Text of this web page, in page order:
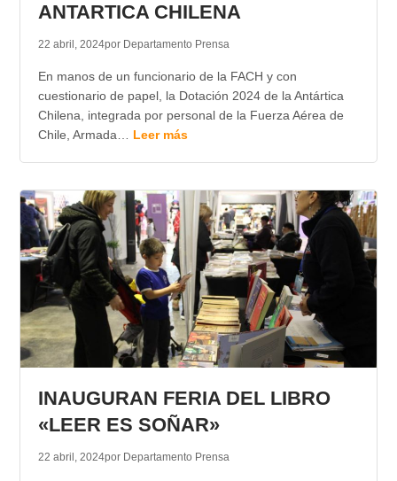
ANTARTICA CHILENA
22 abril, 2024por Departamento Prensa
En manos de un funcionario de la FACH y con
cuestionario de papel, la Dotación 2024 de la Antártica
Chilena, integrada por personal de la Fuerza Aérea de
Chile, Armada… Leer más
INAUGURAN FERIA DEL LIBRO
«LEER ES SOÑAR»
22 abril, 2024por Departamento Prensa